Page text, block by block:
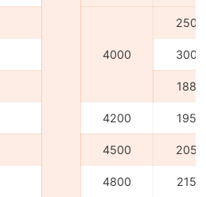
4000
2500
3000
1885
4200 1955
4500 2055
4800 2155